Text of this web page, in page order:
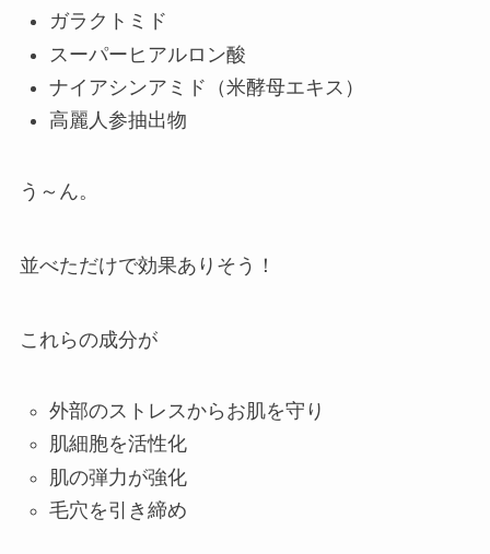
ガラクトミド
スーパーヒアルロン酸
ナイアシンアミド（米酵母エキス）
高麗人参抽出物
う～ん。
並べただけで効果ありそう！
これらの成分が
外部のストレスからお肌を守り
肌細胞を活性化
肌の弾力が強化
毛穴を引き締め